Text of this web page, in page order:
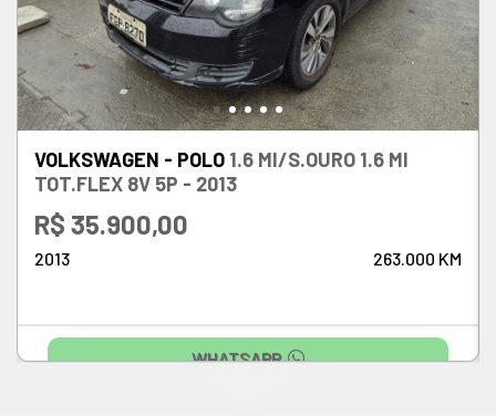
VOLKSWAGEN - POLO 1.6 MI/S.OURO 1.6 MI
TOT.FLEX 8V 5P - 2013
R$ 35.900,00
2013 263.000 KM
WHATSAPP